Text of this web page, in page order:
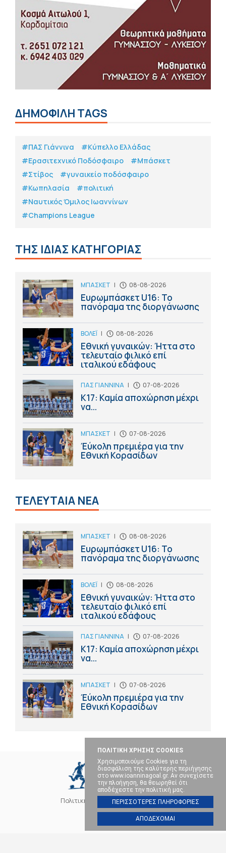
ΠΟΛΙΤΙΚΗ ΧΡΗΣΗΣ COOKIES
Χρησιμοποιούμε Cookies για τη
διασφάλιση της καλύτερης περιήγησης
στο www.ioanninagoal.gr. Αν συνεχίσετε
την πλοήγηση, θα θεωρηθεί ότι
αποδέχεστε την πολιτική μας.
ΠΕΡΙΣΣΟΤΕΡΕΣ ΠΛΗΡΟΦΟΡΙΕΣ
ΑΠΟΔΕΧΟΜΑΙ
ΔΗΜΟΦΙΛΗ TAGS
#ΠΑΣ Γιάννινα
#Κύπελλο Ελλάδας
#Eρασιτεχνικό Ποδόσφαιρο
#Μπάσκετ
#Στίβος
#γυναικείο ποδόσφαιρο
#Κωπηλασία
#πολιτική
#Ναυτικός Όμιλος Ιωαννίνων
#Champions League
ΤΗΣ ΙΔΙΑΣ ΚΑΤΗΓΟΡΙΑΣ
ΜΠΑΣΚΕΤ | 08-08-2026
Ευρωμπάσκετ U16: Το
πανόραμα της διοργάνωσης
ΒΟΛΕΪ | 08-08-2026
Εθνική γυναικών: Ήττα στο
τελευταίο φιλικό επί
ιταλικού εδάφους
ΠΑΣ ΓΙΑΝΝΙΝΑ | 07-08-2026
Κ17: Καμία αποχώρηση μέχρι
να...
ΜΠΑΣΚΕΤ | 07-08-2026
Έύκολη πρεμιέρα για την
Εθνική Κορασίδων
ΤΕΛΕΥΤΑΙΑ ΝΕΑ
ΜΠΑΣΚΕΤ | 08-08-2026
Ευρωμπάσκετ U16: Το
πανόραμα της διοργάνωσης
ΒΟΛΕΪ | 08-08-2026
Εθνική γυναικών: Ήττα στο
τελευταίο φιλικό επί
ιταλικού εδάφους
ΠΑΣ ΓΙΑΝΝΙΝΑ | 07-08-2026
Κ17: Καμία αποχώρηση μέχρι
να...
ΜΠΑΣΚΕΤ | 07-08-2026
Έύκολη πρεμιέρα για την
Εθνική Κορασίδων
Πολιτική Cookies Επικοινωνία
SOCIAL MEDIA